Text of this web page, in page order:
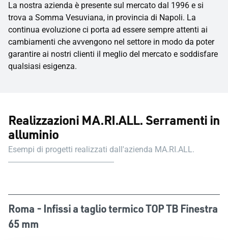
La nostra azienda è presente sul mercato dal 1996 e si
trova a Somma Vesuviana, in provincia di Napoli. La
continua evoluzione ci porta ad essere sempre attenti ai
cambiamenti che avvengono nel settore in modo da poter
garantire ai nostri clienti il meglio del mercato e soddisfare
qualsiasi esigenza.
Realizzazioni MA.RI.ALL. Serramenti in
alluminio
Esempi di progetti realizzati dall'azienda MA.RI.ALL.
Roma - Infissi a taglio termico TOP TB Finestra
65 mm